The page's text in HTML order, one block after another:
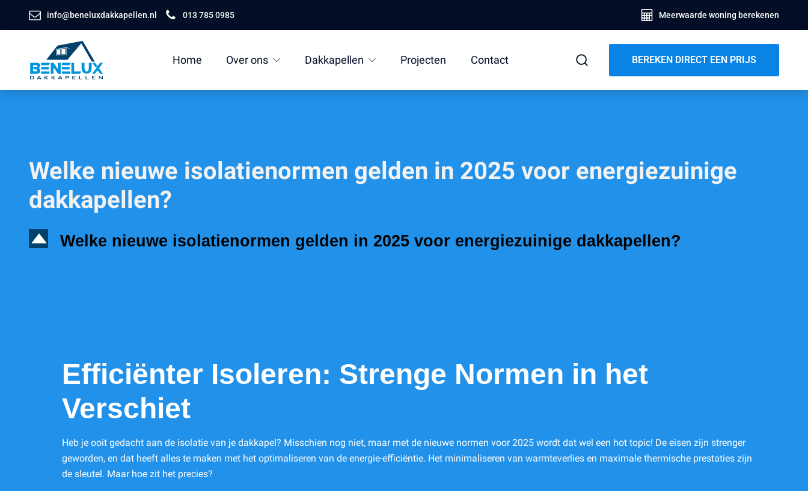
info@beneluxdakkapellen.nl 013 785 0985 Meerwaarde woning berekenen
Home Over ons Dakkapellen Projecten Contact BEREKEN DIRECT EEN PRIJS
Welke nieuwe isolatienormen gelden in 2025 voor energiezuinige
dakkapellen?
D Welke nieuwe isolatienormen gelden in 2025 voor energiezuinige dakkapellen?
Efficiënter Isoleren: Strenge Normen in het
Verschiet
Heb je ooit gedacht aan de isolatie van je dakkapel? Misschien nog niet, maar met de nieuwe normen voor 2025 wordt dat wel een hot topic! De eisen zijn strenger
geworden, en dat heeft alles te maken met het optimaliseren van de energie-efficiëntie. Het minimaliseren van warmteverlies en maximale thermische prestaties zijn
de sleutel. Maar hoe zit het precies?